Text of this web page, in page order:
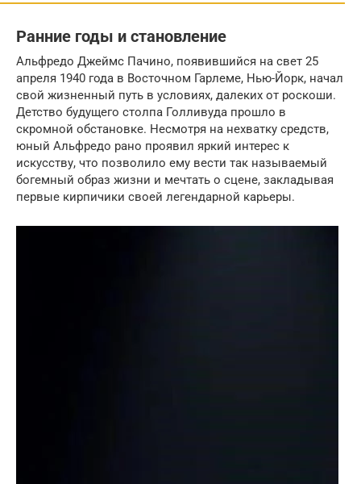
Ранние годы и становление
Альфредо Джеймс Пачино, появившийся на свет 25
апреля 1940 года в Восточном Гарлеме, Нью-Йорк, начал
свой жизненный путь в условиях, далеких от роскоши.
Детство будущего столпа Голливуда прошло в
скромной обстановке. Несмотря на нехватку средств,
юный Альфредо рано проявил яркий интерес к
искусству, что позволило ему вести так называемый
богемный образ жизни и мечтать о сцене, закладывая
первые кирпичики своей легендарной карьеры.